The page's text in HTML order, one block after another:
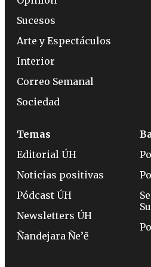
Sucesos
Arte y Espectáculos
Interior
Correo Semanal
Sociedad
Temas
Editorial ÚH
Noticias positivas
Pódcast ÚH
Newsletters ÚH
Ñandejara Ñe’ẽ